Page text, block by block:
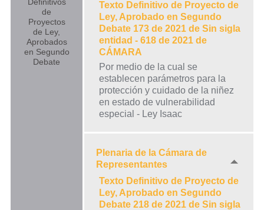
de
Proyectos
de Ley,
Aprobados
en Segundo
Debate
Texto Definitivo de Proyecto de
Ley, Aprobado en Segundo
Debate 173 de 2021 de Sin sigla
entidad - 618 de 2021 de
CÁMARA
Por medio de la cual se
establecen parámetros para la
protección y cuidado de la niñez
en estado de vulnerabilidad
especial - Ley Isaac
Plenaria de la Cámara de
Representantes
Texto Definitivo de Proyecto de
Ley, Aprobado en Segundo
Debate 218 de 2021 de Sin sigla